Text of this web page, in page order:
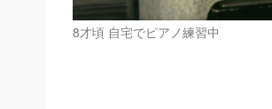
8才頃 自宅でピアノ練習中